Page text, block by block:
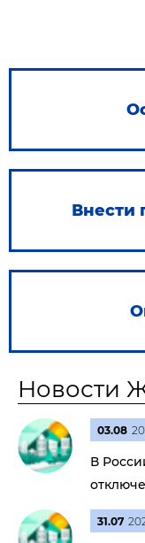
Внести
Новости
03.08
В
31.07